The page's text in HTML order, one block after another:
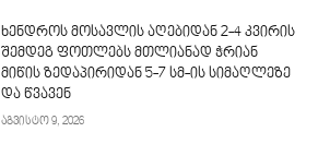
ხენდროს მოსავლის აღე­ბიდან 2-4 კვირის
შემდეგ ფოთლებს მთლი­ანად ჭრიან
მიწის ზედაპირიდან 5-7 სმ-ის სიმაღლეზე
და წვავენ
აგვისტო 9, 2026